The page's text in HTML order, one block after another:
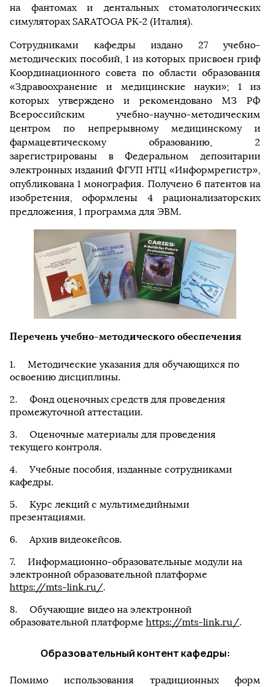
на фантомах и дентальных стоматологических
симуляторах SARATOGA PK-2 (Италия).
Сотрудниками кафедры издано 27 учебно-
методических пособий, 1 из которых присвоен гриф
Координационного совета по области образования
«Здравоохранение и медицинские науки»; 1 из
которых утверждено и рекомендовано МЗ РФ
Всероссийским учебно-научно-методическим
центром по непрерывному медицинскому и
фармацевтическому образованию, 2
зарегистрированы в Федеральном депозитарии
электронных изданий ФГУП НТЦ «Информрегистр»,
опубликована 1 монография. Получено 6 патентов на
изобретения, оформлены 4 рационализаторских
предложения, 1 программа для ЭВМ.
Перечень учебно-методического обеспечения
Методические указания для обучающихся по
освоению дисциплины.
Фонд оценочных средств для проведения
промежуточной аттестации.
Оценочные материалы для проведения
текущего контроля.
Учебные пособия, изданные сотрудниками
кафедры.
Курс лекций с мультимедийными
презентациями.
Архив видеокейсов.
Информационно-образовательные модули на
электронной образовательной платформе
https://mts-link.ru/.
Обучающие видео на электронной
образовательной платформе https://mts-link.ru/.
Образовательный контент кафедры:
Помимо использования традиционных форм